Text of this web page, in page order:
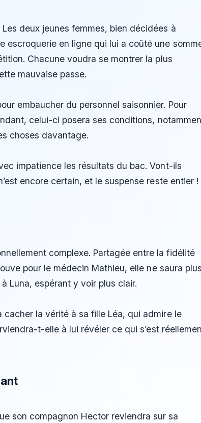
deux jeunes femmes, bien décidées à
escroquerie en ligne qui lui a coûté une
Chacune voudra se montrer la plus
mauvaise passe.
embaucher du personnel saisonnier. Pour
celui-ci posera ses conditions,
choses davantage.
impatience les résultats du bac. Vont-ils
encore certain, et le suspense reste entier !
complexe. Partagée entre la fidélité
pour le médecin Mathieu, elle ne saura
Luna, espérant y voir plus clair.
la vérité à sa fille Léa, qui admire le
t-elle à lui révéler ce qui s’est
son compagnon Hector reviendra sur sa